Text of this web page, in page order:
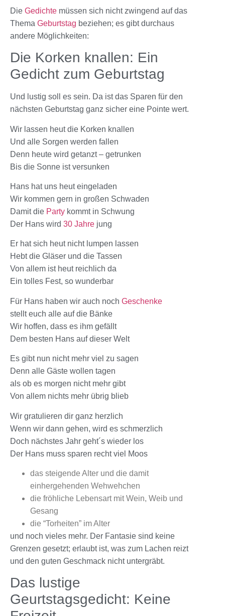
Die Gedichte müssen sich nicht zwingend auf das
Thema Geburtstag beziehen; es gibt durchaus
andere Möglichkeiten:
Die Korken knallen: Ein
Gedicht zum Geburtstag
Und lustig soll es sein. Da ist das Sparen für den
nächsten Geburtstag ganz sicher eine Pointe wert.
Wir lassen heut die Korken knallen
Und alle Sorgen werden fallen
Denn heute wird getanzt – getrunken
Bis die Sonne ist versunken
Hans hat uns heut eingeladen
Wir kommen gern in großen Schwaden
Damit die Party kommt in Schwung
Der Hans wird 30 Jahre jung
Er hat sich heut nicht lumpen lassen
Hebt die Gläser und die Tassen
Von allem ist heut reichlich da
Ein tolles Fest, so wunderbar
Für Hans haben wir auch noch Geschenke
stellt euch alle auf die Bänke
Wir hoffen, dass es ihm gefällt
Dem besten Hans auf dieser Welt
Es gibt nun nicht mehr viel zu sagen
Denn alle Gäste wollen tagen
als ob es morgen nicht mehr gibt
Von allem nichts mehr übrig blieb
Wir gratulieren dir ganz herzlich
Wenn wir dann gehen, wird es schmerzlich
Doch nächstes Jahr geht´s wieder los
Der Hans muss sparen recht viel Moos
das steigende Alter und die damit
einhergehenden Wehwehchen
die fröhliche Lebensart mit Wein, Weib und
Gesang
die “Torheiten” im Alter
und noch vieles mehr. Der Fantasie sind keine
Grenzen gesetzt; erlaubt ist, was zum Lachen reizt
und den guten Geschmack nicht untergräbt.
Das lustige
Geurtstagsgedicht: Keine